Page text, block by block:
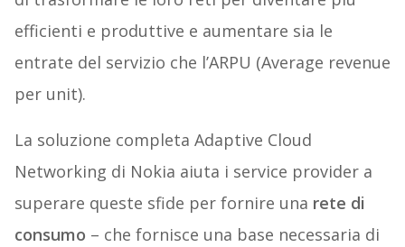
efficienti e produttive e aumentare sia le
entrate del servizio che l’ARPU (Average revenue
per unit).
La soluzione completa Adaptive Cloud
Networking di Nokia aiuta i service provider a
superare queste sfide per fornire una rete di
consumo – che fornisce una base necessaria di